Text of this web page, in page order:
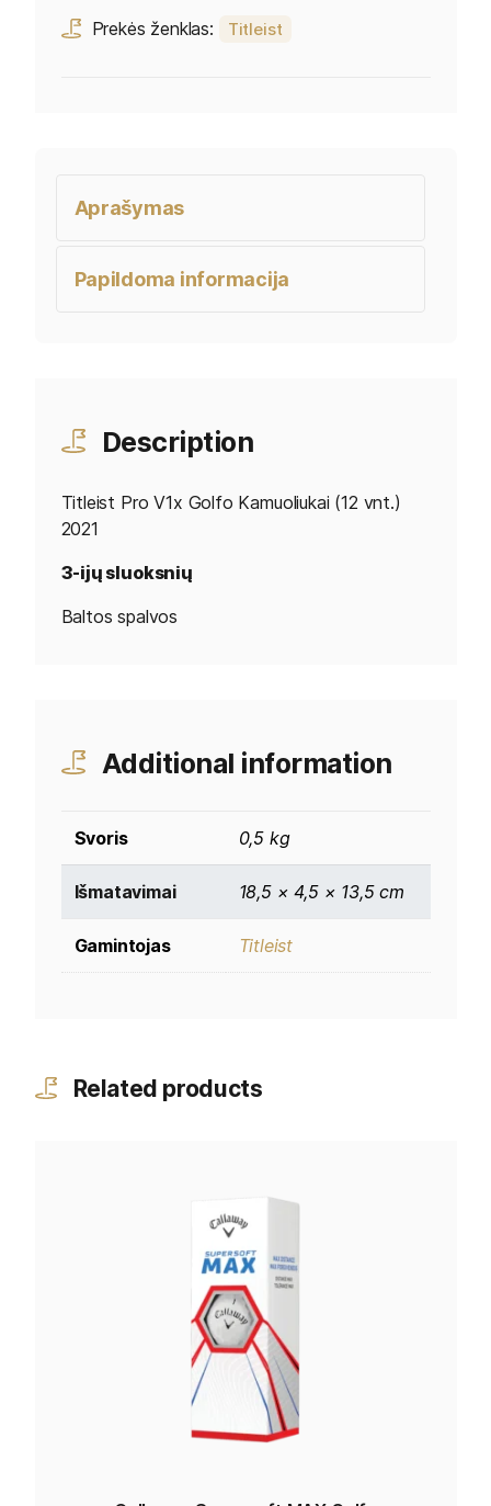
Prekės ženklas: Titleist
Aprašymas
Papildoma informacija
Description
Titleist Pro V1x Golfo Kamuoliukai (12 vnt.)
2021
3-ijų sluoksnių
Baltos spalvos
Additional information
Svoris 0,5 kg
Išmatavimai 18,5 × 4,5 × 13,5 cm
Gamintojas Titleist
Related products